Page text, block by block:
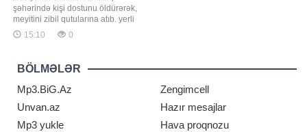
şəhərində kişi dostunu öldürərək,
meyitini zibil qutularına atıb. yerli
mediaya istinadla bildirir ki, hadisə
Lunaçarski prospektində yerləşən
məlumatına görə, o, cinayətdən
sonra meyiti hissələrə ayıraraq
qalıqları zibil konteynerlərinə atıb
15:10 0
BÖLMƏLƏR
Mp3.BiG.Az
Zengimcell
Unvan.az
Hazır mesajlar
Mp3 yukle
Hava proqnozu